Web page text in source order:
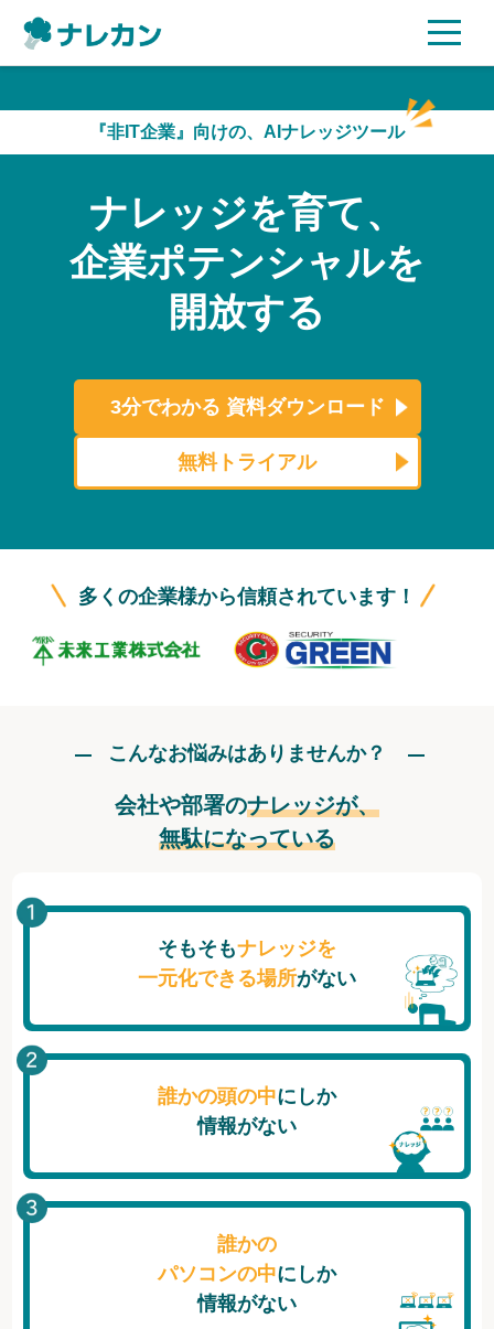
AI機能
ご利用企業様の声
セキュリティ
よくある質問
資料ダウンロード
ログイン
『非IT企業』向けの、AIナレッジツール
ナレッジを育て、
企業ポテンシャルを
開放する
3分でわかる 資料ダウンロード
無料トライアル
多くの企業様から信頼されています！
こんなお悩みはありませんか？
会社や部署のナレッジが、
無駄になっている
そもそもナレッジを
一元化できる場所がない
誰かの頭の中にしか
情報がない
誰かの
パソコンの中にしか
情報がない